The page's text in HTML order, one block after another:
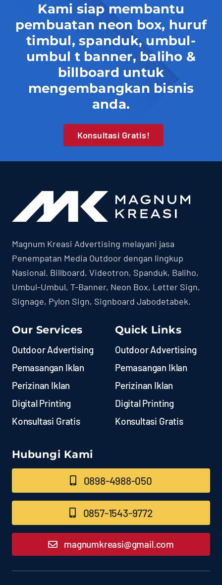
Kami siap membantu
pembuatan neon box, huruf
timbul, spanduk, umbul-
umbul t banner, baliho &
billboard untuk
mengembangkan bisnis
anda.
Konsultasi Gratis!
Magnum Kreasi Advertising melayani jasa
Penempatan Media Outdoor dengan lingkup
Nasional. Billboard, Videotron, Spanduk, Baliho,
Umbul-Umbul, T-Banner, Neon Box, Letter Sign,
Signage, Pylon Sign, Signboard Jabodetabek.
Our Services
Outdoor Advertising
Pemasangan Iklan
Perizinan Iklan
Digital Printing
Konsultasi Gratis
Quick Links
Outdoor Advertising
Pemasangan Iklan
Perizinan Iklan
Digital Printing
Konsultasi Gratis
Hubungi Kami
0898-4988-050
0857-1543-9772
magnumkreasi@gmail.com